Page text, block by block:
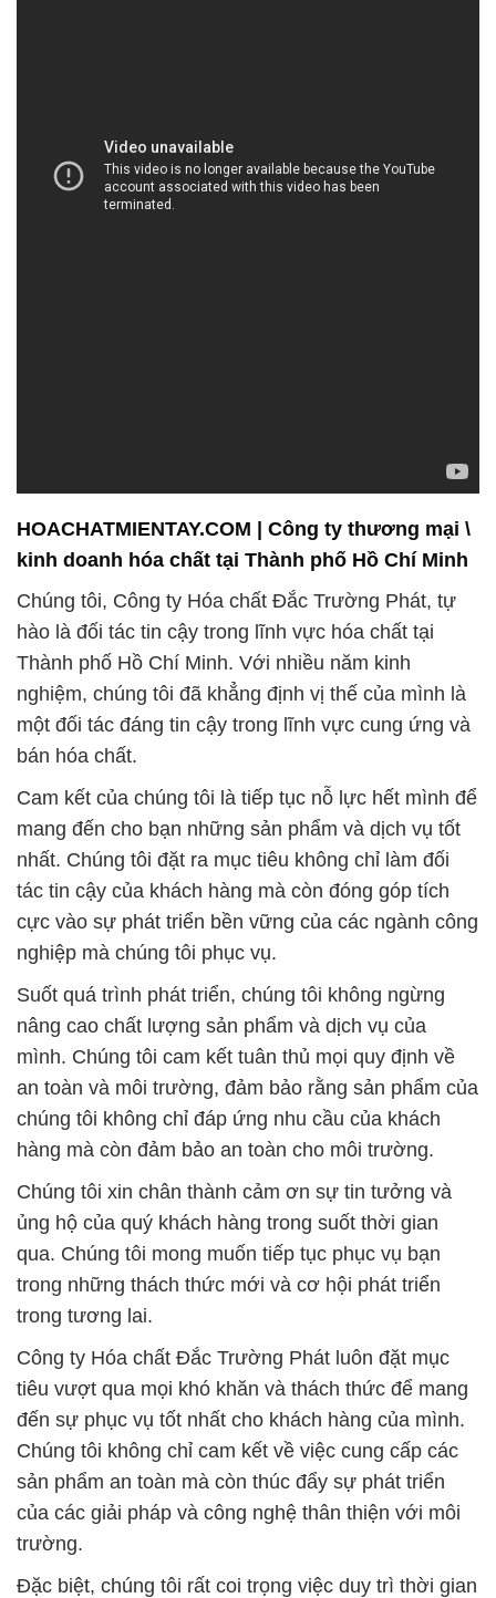
HOACHATMIENTAY.COM | Công ty thương mại \
kinh doanh hóa chất tại Thành phố Hồ Chí Minh
Chúng tôi, Công ty Hóa chất Đắc Trường Phát, tự
hào là đối tác tin cậy trong lĩnh vực hóa chất tại
Thành phố Hồ Chí Minh. Với nhiều năm kinh
nghiệm, chúng tôi đã khẳng định vị thế của mình là
một đối tác đáng tin cậy trong lĩnh vực cung ứng và
bán hóa chất.
Cam kết của chúng tôi là tiếp tục nỗ lực hết mình để
mang đến cho bạn những sản phẩm và dịch vụ tốt
nhất. Chúng tôi đặt ra mục tiêu không chỉ làm đối
tác tin cậy của khách hàng mà còn đóng góp tích
cực vào sự phát triển bền vững của các ngành công
nghiệp mà chúng tôi phục vụ.
Suốt quá trình phát triển, chúng tôi không ngừng
nâng cao chất lượng sản phẩm và dịch vụ của
mình. Chúng tôi cam kết tuân thủ mọi quy định về
an toàn và môi trường, đảm bảo rằng sản phẩm của
chúng tôi không chỉ đáp ứng nhu cầu của khách
hàng mà còn đảm bảo an toàn cho môi trường.
Chúng tôi xin chân thành cảm ơn sự tin tưởng và
ủng hộ của quý khách hàng trong suốt thời gian
qua. Chúng tôi mong muốn tiếp tục phục vụ bạn
trong những thách thức mới và cơ hội phát triển
trong tương lai.
Công ty Hóa chất Đắc Trường Phát luôn đặt mục
tiêu vượt qua mọi khó khăn và thách thức để mang
đến sự phục vụ tốt nhất cho khách hàng của mình.
Chúng tôi không chỉ cam kết về việc cung cấp các
sản phẩm an toàn mà còn thúc đẩy sự phát triển
của các giải pháp và công nghệ thân thiện với môi
trường.
Đặc biệt, chúng tôi rất coi trọng việc duy trì thời gian